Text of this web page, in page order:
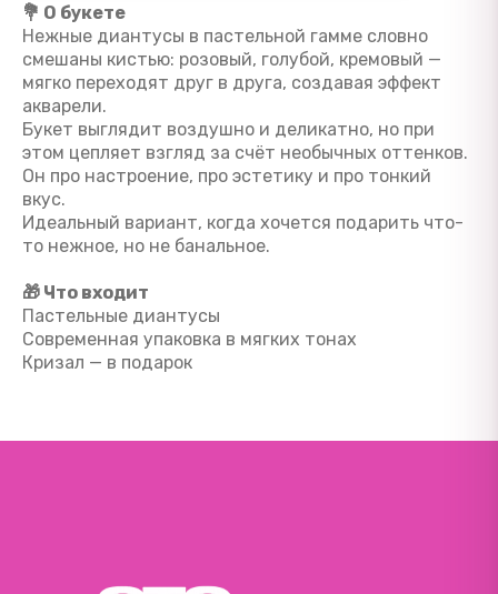
💐 О букете
Нежные диантусы в пастельной гамме словно
смешаны кистью: розовый, голубой, кремовый —
мягко переходят друг в друга, создавая эффект
акварели.
Букет выглядит воздушно и деликатно, но при
этом цепляет взгляд за счёт необычных оттенков.
Он про настроение, про эстетику и про тонкий
вкус.
Идеальный вариант, когда хочется подарить что-
то нежное, но не банальное.
🎁 Что входит
Пастельные диантусы
Современная упаковка в мягких тонах
Кризал — в подарок